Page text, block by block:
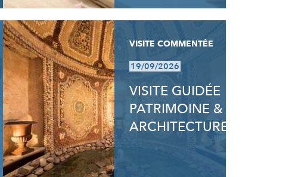
VISITE COMMENTÉE
19/09/2026
VISITE GUIDÉE
PATRIMOINE &
ARCHITECTURE